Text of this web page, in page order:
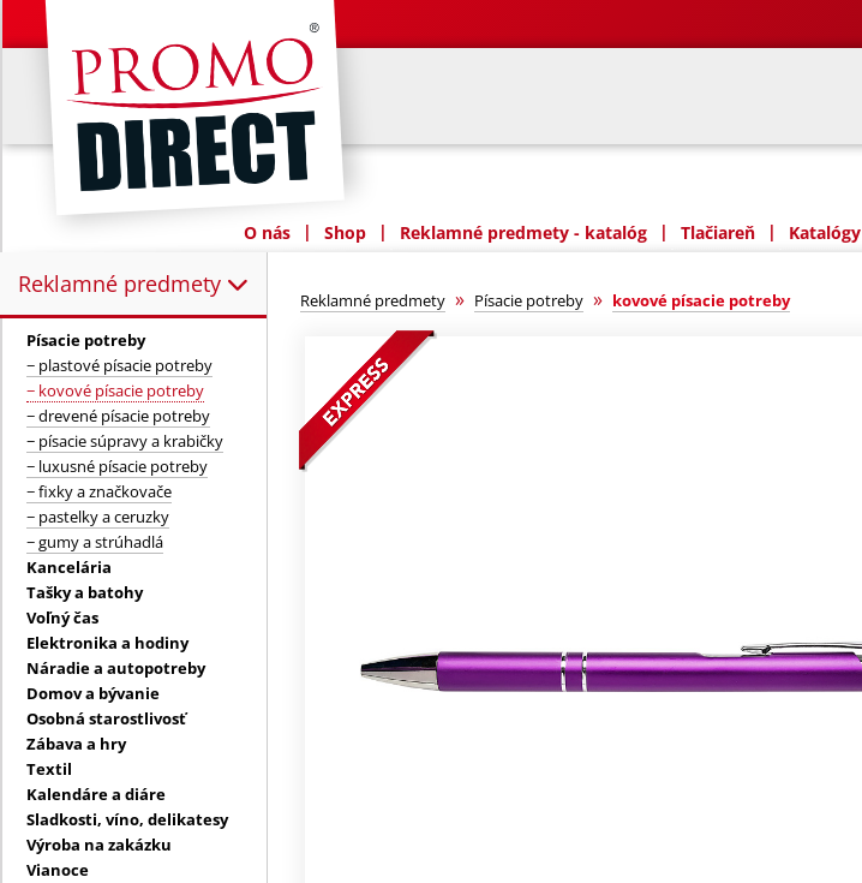
O nás | Shop | Reklamné predmety - katalóg | Tlačiareň | Katalógy
Reklamné predmety
Reklamné predmety:
Písacie potreby
− plastové písacie potreby
− kovové písacie potreby
− drevené písacie potreby
− písacie súpravy a krabičky
− luxusné písacie potreby
− fixky a značkovače
− pastelky a ceruzky
− gumy a strúhadlá
Kancelária
Tašky a batohy
Voľný čas
Elektronika a hodiny
Náradie a autopotreby
Domov a bývanie
Osobná starostlivosť
Zábava a hry
Textil
Kalendáre a diáre
Sladkosti, víno, delikatesy
Výroba na zakázku
Vianoce
Reklamné predmety » Písacie potreby » kovové písacie potreby